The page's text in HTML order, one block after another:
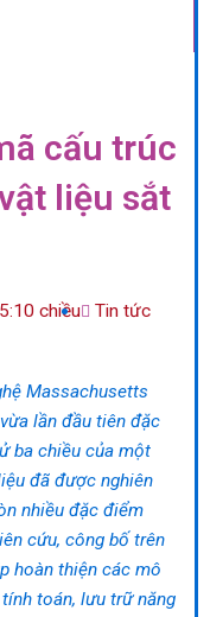
cấu trúc
liệu sắt
5:10 chiều Tin tức
Massachusetts
lần đầu tiên đặc
ba chiều của một
đã được nghiên
nhiều đặc điểm
cứu, công bố trên
hoàn thiện các mô
toán, lưu trữ năng